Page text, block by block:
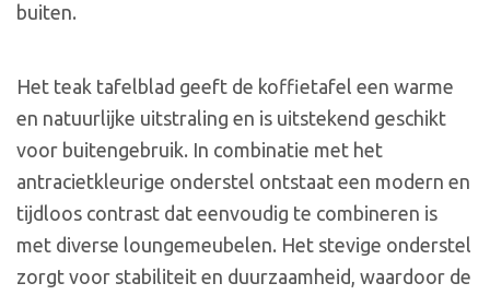
buiten.
Het teak tafelblad geeft de koffietafel een warme
en natuurlijke uitstraling en is uitstekend geschikt
voor buitengebruik. In combinatie met het
antracietkleurige onderstel ontstaat een modern en
tijdloos contrast dat eenvoudig te combineren is
met diverse loungemeubelen. Het stevige onderstel
zorgt voor stabiliteit en duurzaamheid, waardoor de